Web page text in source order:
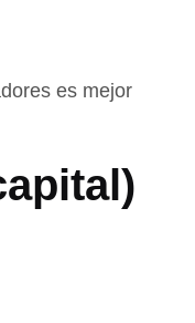
es mejor